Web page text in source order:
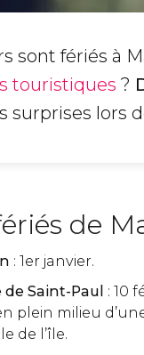
sont fériés à
touristiques ?
surprises lors
de
: 1er janvier.
Saint-Paul : 10
plein milieu
de l’île.